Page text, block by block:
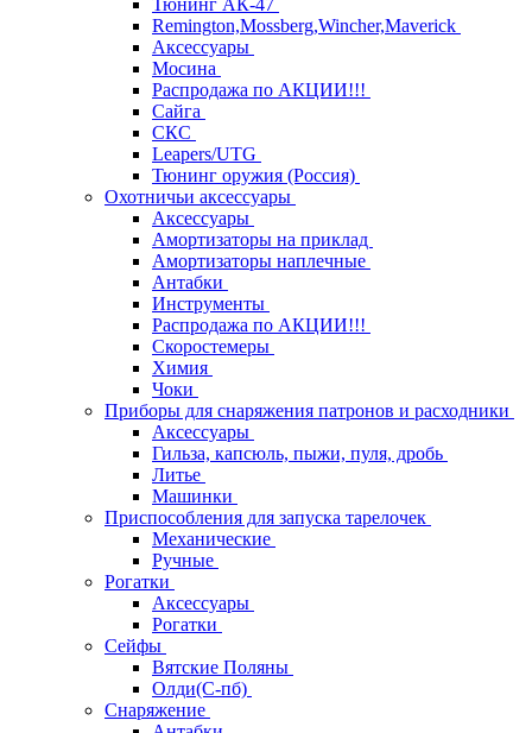
Тюнинг АК-47
Remington,Mossberg,Wincher,Maverick
Аксессуары
Мосина
Распродажа по АКЦИИ!!!
Сайга
СКС
Leapers/UTG
Тюнинг оружия (Россия)
Охотничьи аксессуары
Аксессуары
Амортизаторы на приклад
Амортизаторы наплечные
Антабки
Инструменты
Распродажа по АКЦИИ!!!
Скоростемеры
Химия
Чоки
Приборы для снаряжения патронов и расходники
Аксессуары
Гильза, капсюль, пыжи, пуля, дробь
Литье
Машинки
Приспособления для запуска тарелочек
Механические
Ручные
Рогатки
Аксессуары
Рогатки
Сейфы
Вятские Поляны
Олди(С-пб)
Снаряжение